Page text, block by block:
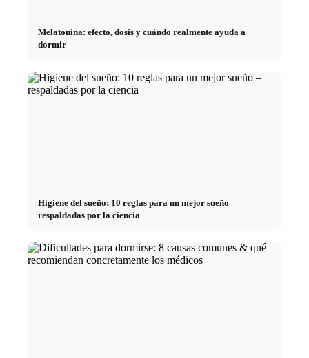
Melatonina: efecto, dosis y cuándo realmente ayuda a
dormir
Higiene del sueño: 10 reglas para un mejor sueño –
respaldadas por la ciencia